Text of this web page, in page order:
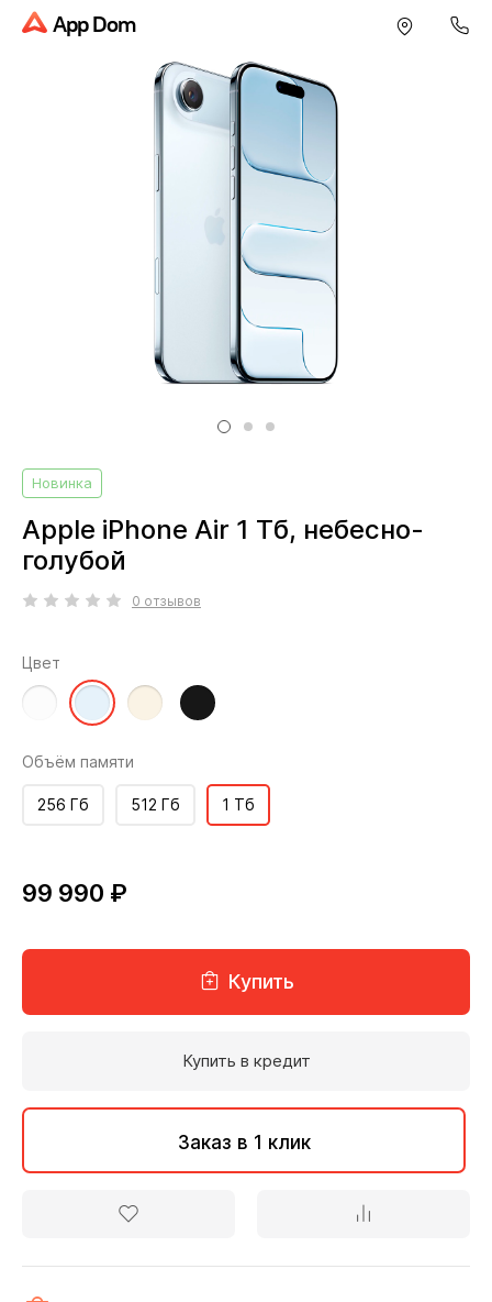
App Dom
Новинка
Apple iPhone Air 1 Тб, небесно-
голубой
0 отзывов
Цвет
Объём памяти
1 Тб
256 Гб 512 Гб
99 990 ₽
Купить
Купить в кредит
Заказ в 1 клик